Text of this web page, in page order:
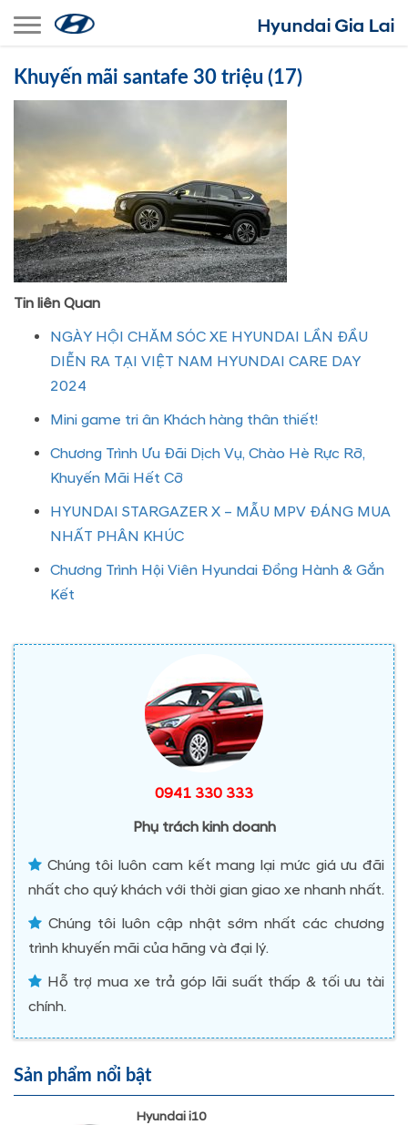
Toggle navigation
Khuyến mãi santafe 30 triệu (17)
Tin liên Quan
NGÀY HỘI CHĂM SÓC XE HYUNDAI LẦN ĐẦU
DIỄN RA TẠI VIỆT NAM HYUNDAI CARE DAY
2024
Mini game tri ân Khách hàng thân thiết!
Chương Trình Ưu Đãi Dịch Vụ, Chào Hè Rực Rỡ,
Khuyến Mãi Hết Cỡ
HYUNDAI STARGAZER X – MẪU MPV ĐÁNG MUA
NHẤT PHÂN KHÚC
Chương Trình Hội Viên Hyundai Đồng Hành & Gắn
Kết
0941 330 333
Phụ trách kinh doanh
Chúng tôi luôn cam kết mang lại mức giá ưu đãi
nhất cho quý khách với thời gian giao xe nhanh nhất.
Chúng tôi luôn cập nhật sớm nhất các chương
trình khuyến mãi của hãng và đại lý.
Hỗ trợ mua xe trả góp lãi suất thấp & tối ưu tài
chính.
Sản phẩm nổi bật
Hyundai i10